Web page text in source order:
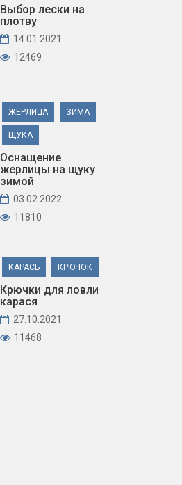
Выбор лески на
плотву
14.01.2021
12469
ЖЕРЛИЦА ЗИМА
ЩУКА
Оснащение
жерлицы на щуку
зимой
03.02.2022
11810
КАРАСЬ КРЮЧОК
Крючки для ловли
карася
27.10.2021
11468